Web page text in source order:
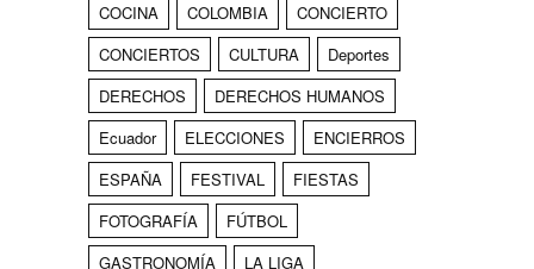
COCINA
COLOMBIA
CONCIERTO
CONCIERTOS
CULTURA
Deportes
DERECHOS
DERECHOS HUMANOS
Ecuador
ELECCIONES
ENCIERROS
ESPAÑA
FESTIVAL
FIESTAS
FOTOGRAFÍA
FÚTBOL
GASTRONOMÍA
LA LIGA